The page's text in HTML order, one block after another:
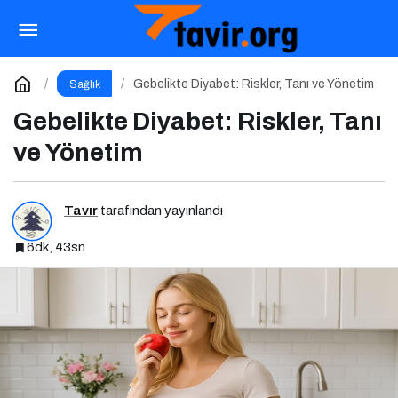
Sağlık Gebelikte Diyabet: Riskler, Tanı ve Yönetim
Gebelikte Diyabet: Riskler, Tanı
ve Yönetim
Tavır tarafından yayınlandı
6dk, 43sn
Beyin Sisi Nedir? Belirtileri, Nedenleri ve
Korunma Yolları
Yorum Yap